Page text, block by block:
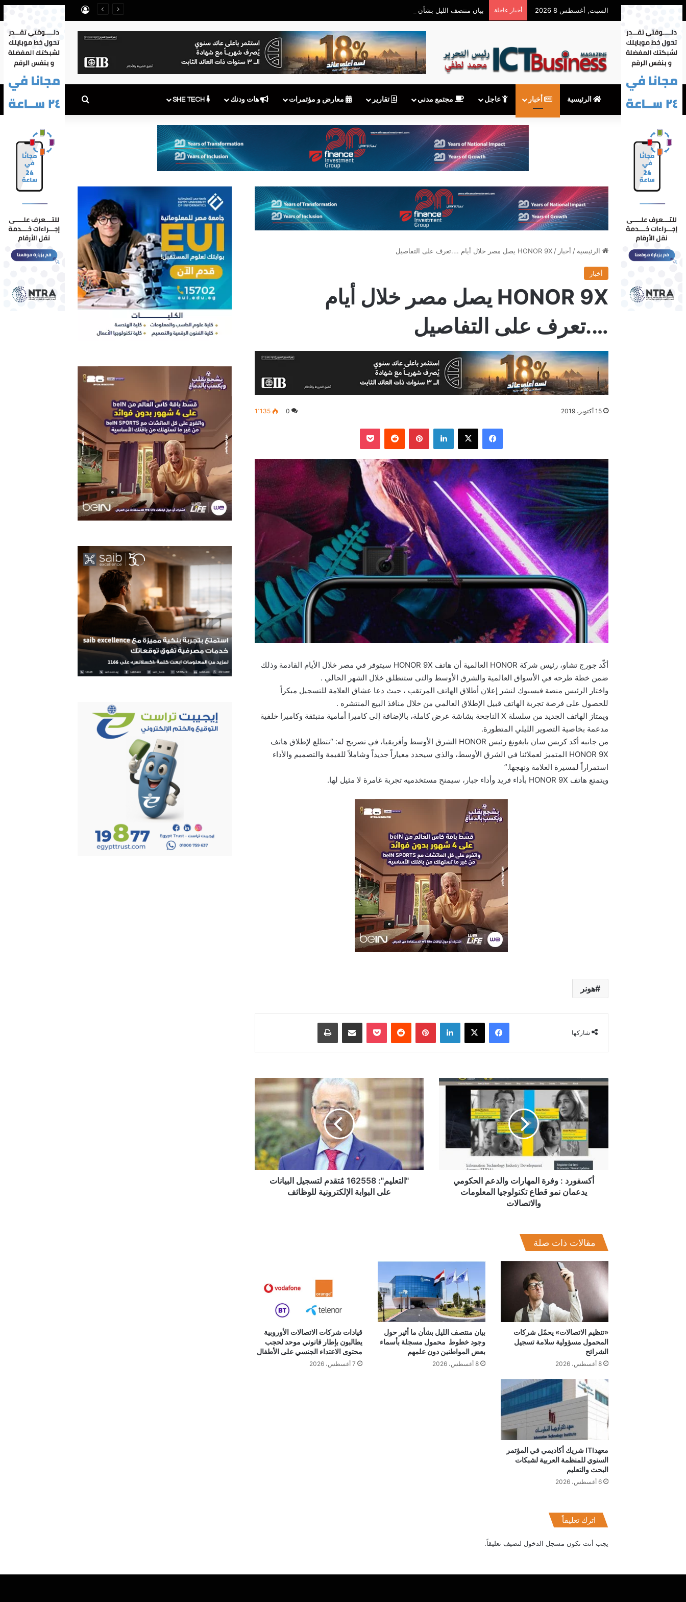
السبت, أغسطس 8 2026 أخبار عاجلة بيان منتصف الليل بشأن ما أثير حول وجود خطوط محمول مسجلة بأسماء بعض المواطنين دون علمهم تسجيل الدخول
الرئيسية أخبار عاجل مجتمع مدني تقارير معارض و مؤتمرات هات ودنك بحث عن
الرئيسية / أخبار /HONOR 9X يصل مصر خلال أيام ….تعرف على التفاصيل
أخبار
HONOR 9X يصل مصر خلال أيام
….تعرف على التفاصيل
15 أكتوبر، 2019 0 1٬135
فيسبوك ‫X لينكدإن بينتيريست
‏Reddit
‫Pocket
أكّد جورج تشاو، رئيس شركة HONOR العالمية أن هاتف HONOR 9X سيتوفر في مصر خلال الأيام القادمة وذلك
ضمن خطة طرحه في الأسواق العالمية والشرق الأوسط والتى ستنطلق خلال الشهر الحالي .
واختار الرئيس منصة فيسبوك لنشر إعلان أطلاق الهاتف المرتقب ، حيث دعا عشاق العلامة للتسجيل مبكراً
للحصول على فرصة تجربة الهاتف قبيل الإطلاق العالمي من خلال منافذ البيع المنتشره .
ويمتاز الهاتف الجديد من سلسلة X الناجحة بشاشة عرض كاملة، بالإضافة إلى كاميرا أمامية منبثقة وكاميرا خلفية
مدعمة بخاصية التصوير الليلي المتطورة.
من جانبه أكد كريس سان بايغونغ رئيس HONOR الشرق الأوسط وأفريقيا، في تصريح له: “نتطلع لإطلاق هاتف
HONOR 9X المتميز لعملائنا في الشرق الأوسط، والذي سيحدد معياراً جديداً وشاملاً للقيمة والتصميم والأداء
استمراراً لمسيرة العلامة ونهجها.”
ويتمتع هاتف HONOR 9X بأداء فريد وأداء جبار، سيمنح مستخدميه تجربة غامرة لا مثيل لها.
هونر
شاركها
فيسبوك ‫X لينكدإن بينتيريست
‏Reddit
‫Pocket مشاركة عبر البريد طباعة
أكسفورد
المهارات
الحكومي
يدعمان
تكنولوجيا
المعلومات
أكسفورد : وفرة المهارات والدعم الحكومي
يدعمان نمو قطاع تكنولوجيا المعلومات
والاتصالات
"التعليم":
على
البوابة
الإلكترونية
للوظائف
"التعليم": 162558 مُتقدم لتسجيل البيانات
على البوابة الإلكترونية للوظائف
مقالات ذات صلة
«تنظيم الاتصالات» يحمّل شركات
المحمول مسؤولية سلامة تسجيل
الشرائح
8 أغسطس، 2026
بيان منتصف الليل بشأن ما أثير حول
وجود خطوط محمول مسجلة بأسماء
بعض المواطنين دون علمهم
8 أغسطس، 2026
قيادات شركات الاتصالات الأوروبية
يطالبون بإطار قانوني موحد لحجب
محتوى الاعتداء الجنسي على الأطفال
7 أغسطس، 2026
معهدITI شريك أكاديمي في المؤتمر
السنوي للمنظمة العربية لشبكات
البحث والتعليم
6 أغسطس، 2026
اترك تعليقاً
يجب أنت تكون مسجل الدخول لتضيف تعليقاً.